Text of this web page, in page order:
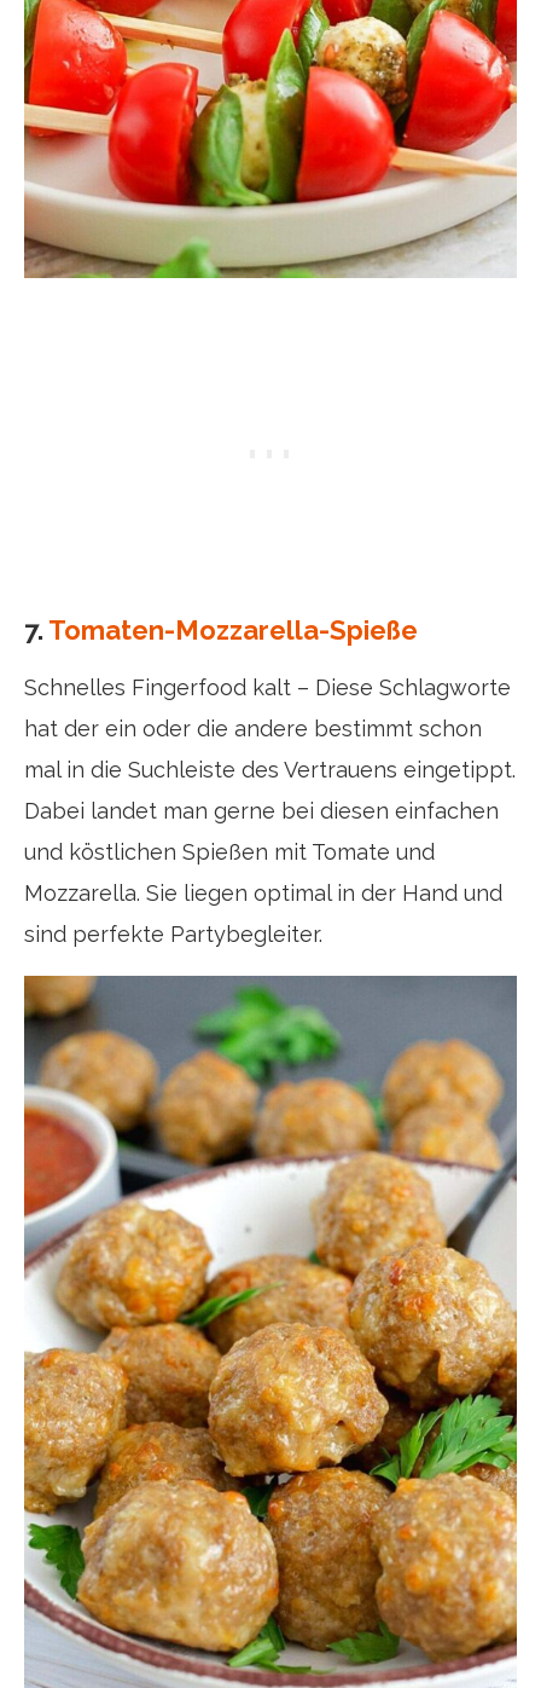
7. Tomaten-Mozzarella-Spieße
Schnelles Fingerfood kalt – Diese Schlagworte
hat der ein oder die andere bestimmt schon
mal in die Suchleiste des Vertrauens eingetippt.
Dabei landet man gerne bei diesen einfachen
und köstlichen Spießen mit Tomate und
Mozzarella. Sie liegen optimal in der Hand und
sind perfekte Partybegleiter.